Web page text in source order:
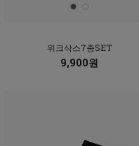
위크삭스7종SET
9,900원